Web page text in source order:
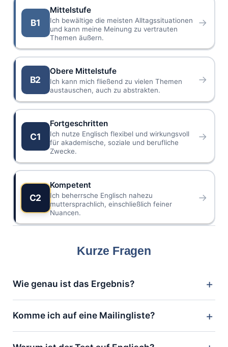
B1
Mittelstufe
Ich bewältige die meisten Alltagssituationen
und kann meine Meinung zu vertrauten
Themen äußern.
→
B2
Obere Mittelstufe
Ich kann mich fließend zu vielen Themen
austauschen, auch zu abstrakten.
→
C1
Fortgeschritten
Ich nutze Englisch flexibel und wirkungsvoll
für akademische, soziale und berufliche
Zwecke.
→
C2
Kompetent
Ich beherrsche Englisch nahezu
muttersprachlich, einschließlich feiner
Nuancen.
→
Kurze Fragen
Wie genau ist das Ergebnis?
Komme ich auf eine Mailingliste?